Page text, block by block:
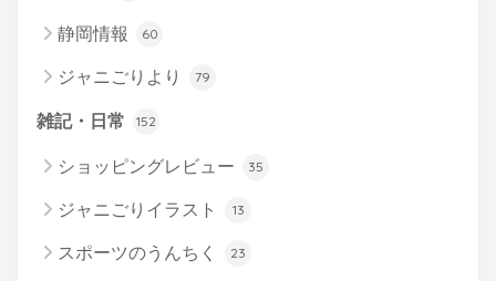
静岡情報 60
ジャニごりより 79
雑記・日常 152
ショッピングレビュー 35
ジャニごりイラスト 13
スポーツのうんちく 23